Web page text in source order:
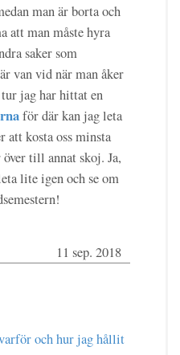
man är borta och
att man måste hyra
saker som
van vid när man åker
jag har hittat en
för där kan jag leta
att kosta oss minsta
till annat skoj. Ja,
lite igen och se om
11 sep. 2018
och hur jag hållit